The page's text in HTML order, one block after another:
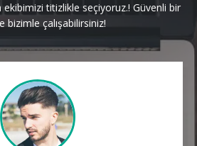
titizlikle seçiyoruz.! Güvenli bir
bizimle çalışabilirsiniz!